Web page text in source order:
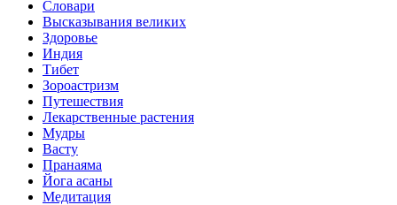
Словари
Высказывания великих
Здоровье
Индия
Тибет
Зороастризм
Путешествия
Лекарственные растения
Мудры
Васту
Пранаяма
Йога асаны
Медитация